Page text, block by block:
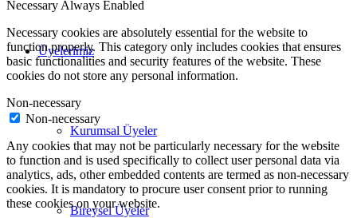
Üyelerimiz
Kurumsal Üyeler
Bireysel Üyeler
Necessary Always Enabled
Necessary cookies are absolutely essential for the website to
function properly. This category only includes cookies that ensures
basic functionalities and security features of the website. These
cookies do not store any personal information.
Non-necessary
Non-necessary
Any cookies that may not be particularly necessary for the website
to function and is used specifically to collect user personal data via
analytics, ads, other embedded contents are termed as non-necessary
cookies. It is mandatory to procure user consent prior to running
these cookies on your website.